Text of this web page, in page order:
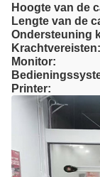
Hoogte van de
Lengte van de
Ondersteuning
Krachtvereisten:
Monitor:
Printer: